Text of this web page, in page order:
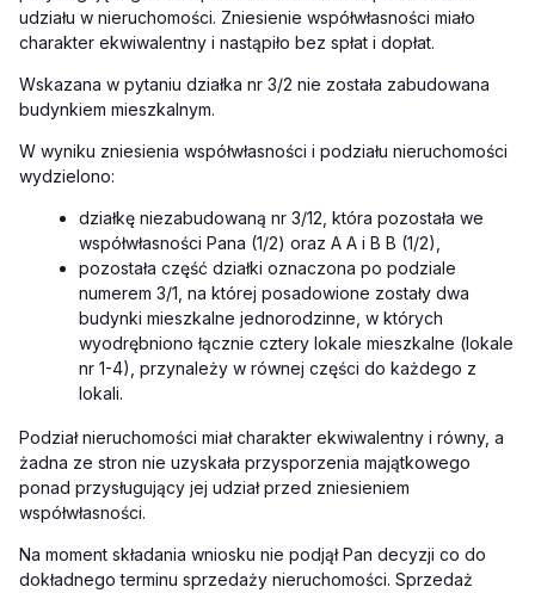
udziału w nieruchomości. Zniesienie współwłasności miało
charakter ekwiwalentny i nastąpiło bez spłat i dopłat.
Wskazana w pytaniu działka nr 3/2 nie została zabudowana
budynkiem mieszkalnym.
W wyniku zniesienia współwłasności i podziału nieruchomości
wydzielono:
działkę niezabudowaną nr 3/12, która pozostała we
współwłasności Pana (1/2) oraz A A i B B (1/2),
pozostała część działki oznaczona po podziale
numerem 3/1, na której posadowione zostały dwa
budynki mieszkalne jednorodzinne, w których
wyodrębniono łącznie cztery lokale mieszkalne (lokale
nr 1-4), przynależy w równej części do każdego z
lokali.
Podział nieruchomości miał charakter ekwiwalentny i równy, a
żadna ze stron nie uzyskała przysporzenia majątkowego
ponad przysługujący jej udział przed zniesieniem
współwłasności.
Na moment składania wniosku nie podjął Pan decyzji co do
dokładnego terminu sprzedaży nieruchomości. Sprzedaż